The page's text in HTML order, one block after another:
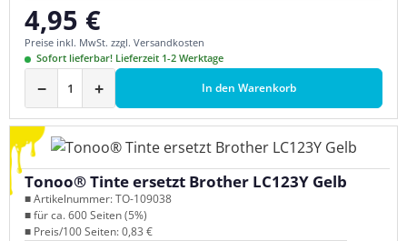
Regulärer Preis:
4,95 €
Preise inkl. MwSt. zzgl. Versandkosten
Sofort lieferbar! Lieferzeit 1-2 Werktage
− + In den Warenkorb
Tonoo® Tinte ersetzt Brother LC123Y Gelb
■ Artikelnummer: TO-109038
■ für ca. 600 Seiten (5%)
■ Preis/100 Seiten: 0,83 €